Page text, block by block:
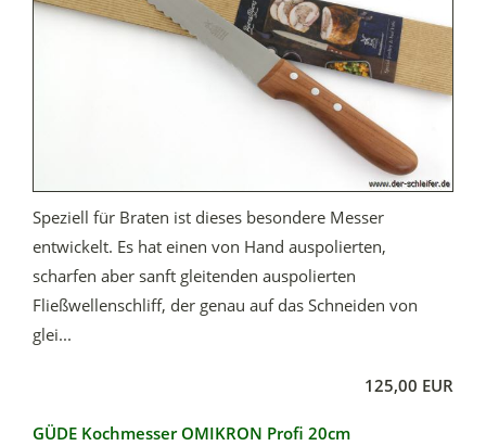
Speziell für Braten ist dieses besondere Messer
entwickelt. Es hat einen von Hand auspolierten,
scharfen aber sanft gleitenden auspolierten
Fließwellenschliff, der genau auf das Schneiden von
glei...
125,00 EUR
GÜDE Kochmesser OMIKRON Profi 20cm